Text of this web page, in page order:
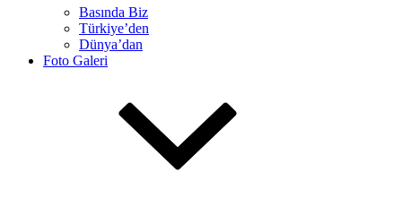
Basında Biz
Türkiye’den
Dünya’dan
Foto Galeri